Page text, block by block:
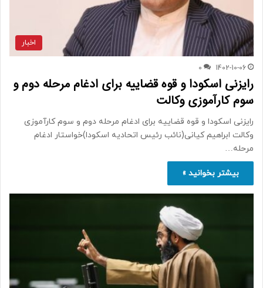
اخبار
1402-10-06
0
رایزنی اسکودا و قوه قضاییه برای ادغام مرحله دوم و
سوم کارآموزی وکالت
رایزنی اسکودا و قوه قضاییه برای ادغام مرحله دوم و سوم کارآموزی
وکالت ابراهیم کیانی(نائب رئیس اتحادیه اسکودا)خواستار ادغام
مرحله…
بیشتر بخوانید »